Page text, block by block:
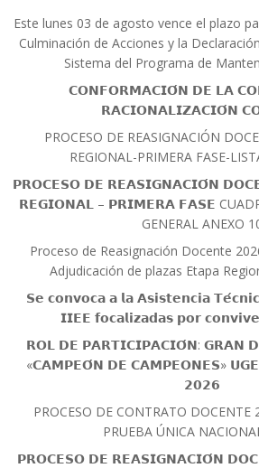
Este lunes 03 de agosto vence el plazo
Culminación de Acciones y la
Sistema del Programa de
𝗖𝗢𝗡𝗙𝗢𝗥𝗠𝗔𝗖𝗜𝗢́𝗡 𝗗𝗘 𝗟𝗔
𝗥𝗔𝗖𝗜𝗢𝗡𝗔𝗟𝗜𝗭𝗔𝗖𝗜𝗢́𝗡
PROCESO DE REASIGNACIÓN
REGIONAL-PRIMERA FASE-
𝗣𝗥𝗢𝗖𝗘𝗦𝗢 𝗗𝗘 𝗥𝗘𝗔𝗦𝗜𝗚𝗡𝗔𝗖𝗜𝗢́𝗡
𝗥𝗘𝗚𝗜𝗢𝗡𝗔𝗟 – 𝗣𝗥𝗜𝗠𝗘𝗥𝗔 𝗙𝗔𝗦𝗘
GENERAL ANEXO
Proceso de Reasignación Docente
Adjudicación de plazas Etapa
𝗦𝗲 𝗰𝗼𝗻𝘃𝗼𝗰𝗮 𝗮 𝗹𝗮 𝗔𝘀𝗶𝘀𝘁𝗲𝗻𝗰𝗶𝗮
𝗜𝗜𝗘𝗘 𝗳𝗼𝗰𝗮𝗹𝗶𝘇𝗮𝗱𝗮𝘀 𝗽𝗼𝗿
𝗥𝗢𝗟 𝗗𝗘 𝗣𝗔𝗥𝗧𝗜𝗖𝗜𝗣𝗔𝗖𝗜𝗢́𝗡: 𝗚𝗥𝗔𝗡
«𝗖𝗔𝗠𝗣𝗘𝗢́𝗡 𝗗𝗘 𝗖𝗔𝗠𝗣𝗘𝗢𝗡𝗘𝗦»
𝟮𝟬𝟮𝟲
PROCESO DE CONTRATO
PRUEBA ÚNICA
𝗣𝗥𝗢𝗖𝗘𝗦𝗢 𝗗𝗘 𝗥𝗘𝗔𝗦𝗜𝗚𝗡𝗔𝗖𝗜𝗢́𝗡